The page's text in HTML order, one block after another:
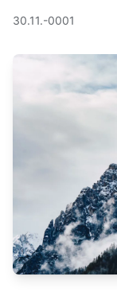
30.11.-0001